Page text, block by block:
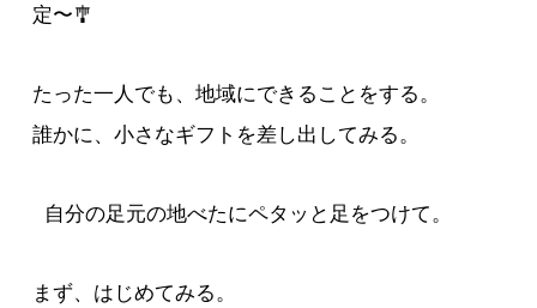
定〜🎐
たった一人でも、地域にできることをする。
誰かに、小さなギフトを差し出してみる。
自分の足元の地べたにペタッと足をつけて。
まず、はじめてみる。